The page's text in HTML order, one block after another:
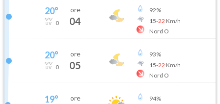
20°
0
ore
04
92%
15-22 Km/h
Nord O
20°
0
ore
05
93%
15-22 Km/h
Nord O
19° ore 94%